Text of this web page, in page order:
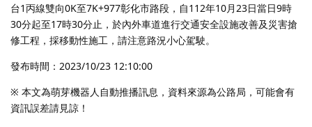
台1丙線雙向0K至7K+977彰化市路段，自112年10月23日當日9時
30分起至17時30分止，於內外車道進行交通安全設施改善及災害搶
修工程，採移動性施工，請注意路況小心駕駛。
發布時間：2023/10/23 12:10:00
※ 本文為萌芽機器人自動推播訊息，資料來源為公路局，可能會有
資訊誤差請見諒！